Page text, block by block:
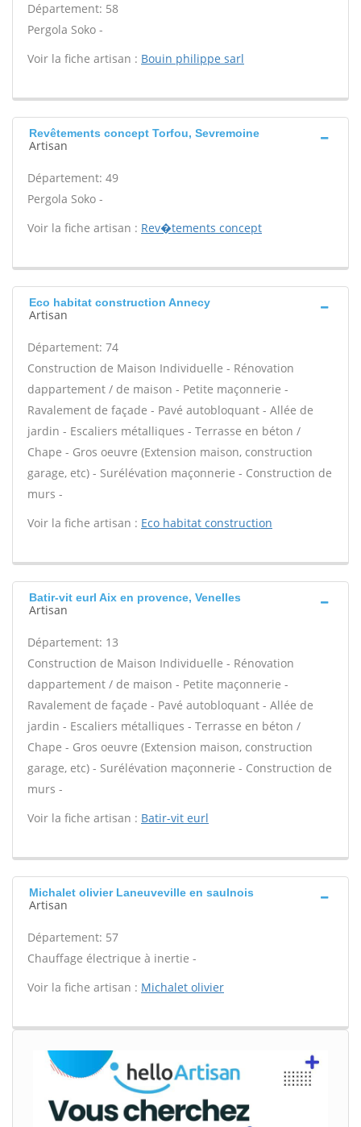
Département: 58
Pergola Soko -
Voir la fiche artisan : Bouin philippe sarl
Revêtements concept Torfou, Sevremoine
Artisan
Département: 49
Pergola Soko -
Voir la fiche artisan : Rev�tements concept
Eco habitat construction Annecy
Artisan
Département: 74
Construction de Maison Individuelle - Rénovation
dappartement / de maison - Petite maçonnerie -
Ravalement de façade - Pavé autobloquant - Allée de
jardin - Escaliers métalliques - Terrasse en béton /
Chape - Gros oeuvre (Extension maison, construction
garage, etc) - Surélévation maçonnerie - Construction de
murs -
Voir la fiche artisan : Eco habitat construction
Batir-vit eurl Aix en provence, Venelles
Artisan
Département: 13
Construction de Maison Individuelle - Rénovation
dappartement / de maison - Petite maçonnerie -
Ravalement de façade - Pavé autobloquant - Allée de
jardin - Escaliers métalliques - Terrasse en béton /
Chape - Gros oeuvre (Extension maison, construction
garage, etc) - Surélévation maçonnerie - Construction de
murs -
Voir la fiche artisan : Batir-vit eurl
Michalet olivier Laneuveville en saulnois
Artisan
Département: 57
Chauffage électrique à inertie -
Voir la fiche artisan : Michalet olivier